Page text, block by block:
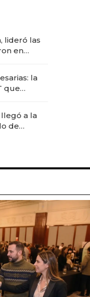
lideró las
en
la
que
a la
de